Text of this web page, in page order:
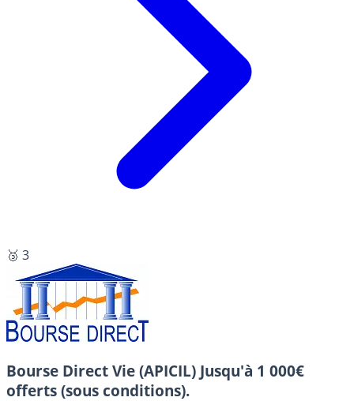
🥉 3
Bourse Direct Vie (APICIL) Jusqu'à 1 000€
offerts (sous conditions).